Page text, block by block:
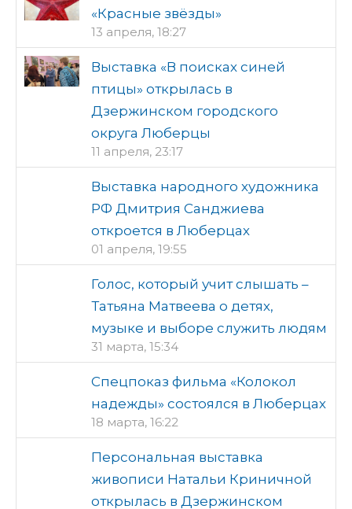
«Красные звёзды»
13 апреля, 18:27
Выставка «В поисках синей
птицы» открылась в
Дзержинском городского
округа Люберцы
11 апреля, 23:17
Выставка народного художника
РФ Дмитрия Санджиева
откроется в Люберцах
01 апреля, 19:55
Голос, который учит слышать –
Татьяна Матвеева о детях,
музыке и выборе служить людям
31 марта, 15:34
Спецпоказ фильма «Колокол
надежды» состоялся в Люберцах
18 марта, 16:22
Персональная выставка
живописи Натальи Криничной
открылась в Дзержинском